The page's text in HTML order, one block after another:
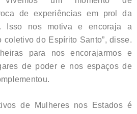
de experiências em prol da
Isso nos motiva e encoraja a
coletivo do Espírito Santo”, disse.
para nos encorajarmos e
de poder e nos espaços de
de Mulheres nos Estados é